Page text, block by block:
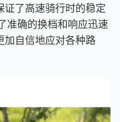
了高速骑行时的稳定
准确的换档和响应迅速
加自信地应对各种路